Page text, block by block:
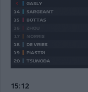
15:12